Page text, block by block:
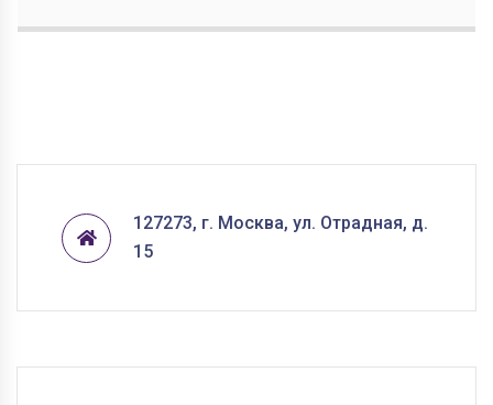
127273, г. Москва, ул. Отрадная, д.
15